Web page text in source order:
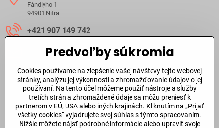
Fándlyho 1
94901 Nitra
+421 907 149 742
ibite​@ibite​.sk
Ako dlho trvá dodanie?
O skladových zásobách a dodacej doby tovaru sa môžete
informovať aj telefonickyalebo prostredníctvomemailu.
Predvoľby súkromia
Cookies používame na zlepšenie vašej návštevy tejto webovej
stránky, analýzu jej výkonnosti a zhromažďovanie údajov o jej
používaní. Na tento účel môžeme použiť nástroje a služby
tretích strán a zhromaždené údaje sa môžu preniesť k
partnerom v EÚ, USA alebo iných krajinách. Kliknutím na „Prijať
všetky cookies“ vyjadrujete svoj súhlas s týmto spracovaním.
Nižšie môžete nájsť podrobné informácie alebo upraviť svoje